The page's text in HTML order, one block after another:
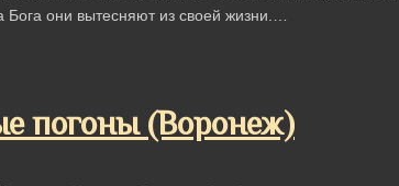
они вытесняют из своей жизни.…
погоны (Воронеж)